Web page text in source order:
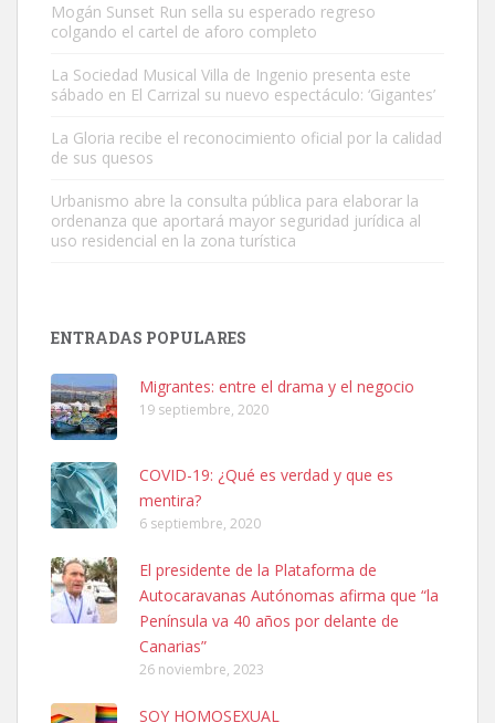
Adopción urgente
Busco adopción responsable para mi perra. Pastor alemán,
hembra, 4 años. Por motivos personales ...
Leales.org » Gran Canaria
Ninfa perdida
El día 5 se los perdió una ninfa papillera, asustada tiene miedo a la
calle, se perdió por la zon...
Leales.org » Gran Canaria
6.7.2025
Mogán Sunset Run sella su esperado regreso
colgando el cartel de aforo completo
La Sociedad Musical Villa de Ingenio presenta este
sábado en El Carrizal su nuevo espectáculo: ‘Gigantes’
La Gloria recibe el reconocimiento oficial por la calidad
de sus quesos
Urbanismo abre la consulta pública para elaborar la
ordenanza que aportará mayor seguridad jurídica al
uso residencial en la zona turística
ENTRADAS POPULARES
Migrantes: entre el drama y el negocio
19 septiembre, 2020
COVID-19: ¿Qué es verdad y que es
mentira?
6 septiembre, 2020
El presidente de la Plataforma de
Autocaravanas Autónomas afirma que “la
Península va 40 años por delante de
Canarias”
26 noviembre, 2023
SOY HOMOSEXUAL